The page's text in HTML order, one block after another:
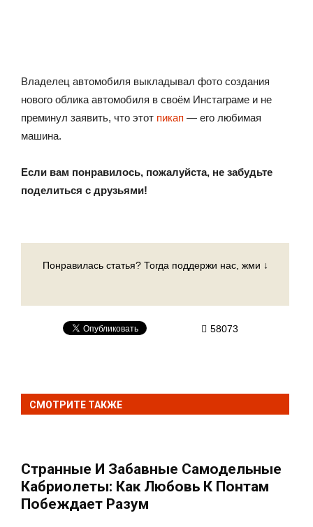
Владелец автомобиля выкладывал фото создания
нового облика автомобиля в своём Инстаграме и не
преминул заявить, что этот пикап — его любимая
машина.
Если вам понравилось, пожалуйста, не забудьте
поделиться с друзьями!
Понравилась статья? Тогда поддержи нас, жми ↓
58073
СМОТРИТЕ ТАКЖЕ
Странные И Забавные Самодельные
Кабриолеты: Как Любовь К Понтам
Побеждает Разум